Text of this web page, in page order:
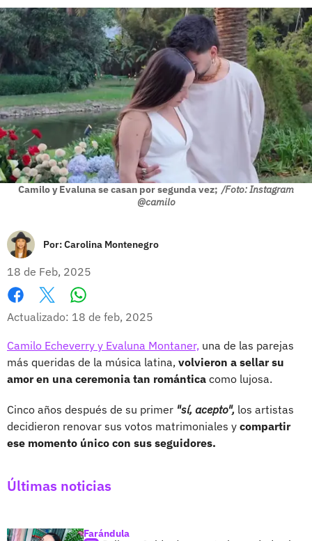
Camilo y Evaluna se casan por segunda vez; /Foto: Instagram
@camilo
Por:Carolina Montenegro
18 de Feb, 2025
Facebook
X
Actualizado: 18 de feb, 2025
Camilo Echeverry y Evaluna Montaner, una de las parejas
más queridas de la música latina, volvieron a sellar su
amor en una ceremonia tan romántica como lujosa.
Cinco años después de su primer "sí, acepto", los artistas
decidieron renovar sus votos matrimoniales y compartir
ese momento único con sus seguidores.
Últimas noticias
Farándula